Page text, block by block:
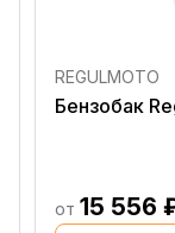
REGULMOTO
Бензобак
от 15 556